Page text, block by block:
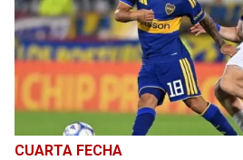
CUARTA FECHA